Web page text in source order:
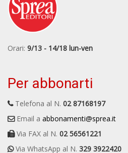
Orari: 9/13 - 14/18 lun-ven
Per abbonarti
Telefona al N. 02 87168197
Email a abbonamenti@sprea.it
Via FAX al N. 02 56561221
Via WhatsApp al N. 329 3922420